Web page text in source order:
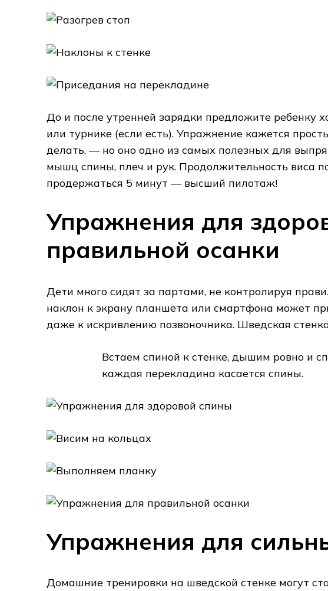
До и после утренней зарядки предложите ребенку
или турнике (если есть). Упражнение кажется
делать, — но оно одно из самых полезных для
мышц спины, плеч и рук. Продолжительность виса
продержаться 5 минут — высший пилотаж!
Упражнения для
правильной осанки
Дети много сидят за партами, не контролируя
наклон к экрану планшета или смартфона может
даже к искривлению позвоночника. Шведская
Встаем спиной к стенке, дышим ровно и
каждая перекладина касается спины.
Упражнения для
Домашние тренировки на шведской стенке могут